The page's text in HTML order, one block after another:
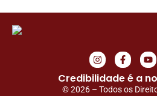
Credibilidade é a
© 2026 – Todos os